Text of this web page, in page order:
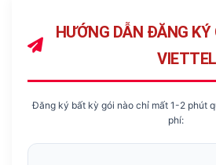
HƯỚNG DẪN ĐĂNG KÝ
VIETTEL
Đăng ký bất kỳ gói nào chỉ mất 1-2 phút
phí: